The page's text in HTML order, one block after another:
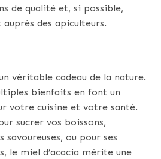
de qualité et, si possible,
des apiculteurs.
véritable cadeau de la nature.
bienfaits en font un
votre cuisine et votre santé.
sucrer vos boissons,
ou pour ses
le miel d’acacia mérite une